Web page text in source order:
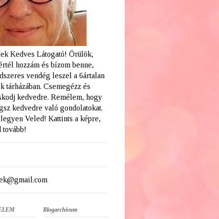
Kedves Látogató! Örülök,
hozzám és bízom benne,
vendég leszel a 6ártalan
tárházában. Csemegézz és
kedvedre. Remélem, hogy
kedvedre való gondolatokat.
Veled! Kattints a képre,
tovább!
Blogarchívum